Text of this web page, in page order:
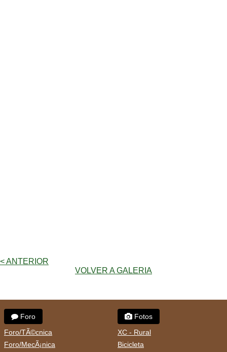
< ANTERIOR
VOLVER A GALERIA
Foro
Foro/TÃ©cnica
Foro/MecÃ¡nica
Fotos
XC - Rural
Bicicleta